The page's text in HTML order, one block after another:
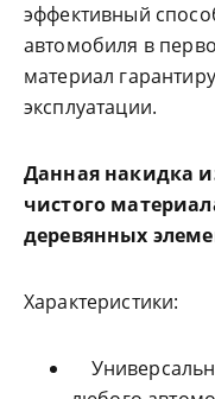
эффективный
автомобиля в
материал
эксплуатации.
Данная накидка
чистого
деревянных
Характеристики: